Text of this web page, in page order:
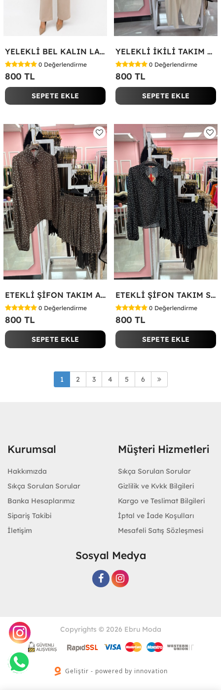
YELEKLİ BEL KALIN LASTİK İKİLİ TAKIM Bej
0 Değerlendirme
800 TL
SEPETE EKLE
YELEKLİ İKİLİ TAKIM Bej
0 Değerlendirme
800 TL
SEPETE EKLE
ETEKLİ ŞİFON TAKIM Acı Kahve
0 Değerlendirme
800 TL
SEPETE EKLE
ETEKLİ ŞİFON TAKIM Siyah
0 Değerlendirme
800 TL
SEPETE EKLE
1 2 3 4 5 6
Kurumsal
Hakkımızda
Sıkça Sorulan Sorular
Banka Hesaplarımız
Sipariş Takibi
İletişim
Müşteri Hizmetleri
Sıkça Sorulan Sorular
Gizlilik ve Kvkk Bilgileri
Kargo ve Teslimat Bilgileri
İptal ve İade Koşulları
Mesafeli Satış Sözleşmesi
Sosyal Medya
Copyrights © 2026 Ebru Moda
Geliştir - powered by innovation